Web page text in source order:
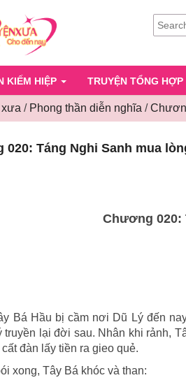
FOR:
KIẾM HIỆP TRUYỆN TỔNG HỢP
xưa / Phong thần diễn nghĩa /
020: Táng Nghi Sanh mua
Chương 020:
Bá Hầu bị cầm nơi Dũ Lý đến
truyền lại đời sau. Nhân khi rảnh,
cất đàn lấy tiền ra gieo quẻ.
xong, Tây Bá khóc và than: